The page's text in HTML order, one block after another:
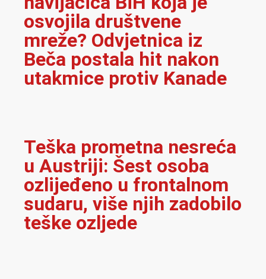
osvojila društvene
mreže? Odvjetnica iz
Beča postala hit nakon
utakmice protiv Kanade
Teška prometna nesreća
u Austriji: Šest osoba
ozlijeđeno u frontalnom
sudaru, više njih zadobilo
teške ozljede